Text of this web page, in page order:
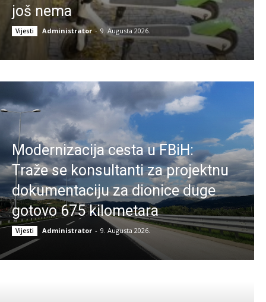
još nema
Vijesti Administrator - 9. Augusta 2026.
Modernizacija cesta u FBiH:
Traže se konsultanti za projektnu
dokumentaciju za dionice duge
gotovo 675 kilometara
Vijesti Administrator - 9. Augusta 2026.